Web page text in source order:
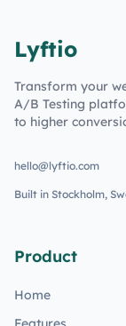
Lyftio
Transform your
A/B Testing
to higher
hello@lyftio.com
Built in Stockholm,
Product
Home